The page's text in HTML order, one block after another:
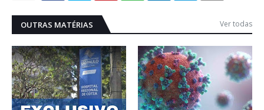
OUTRAS MATÉRIAS Ver todas